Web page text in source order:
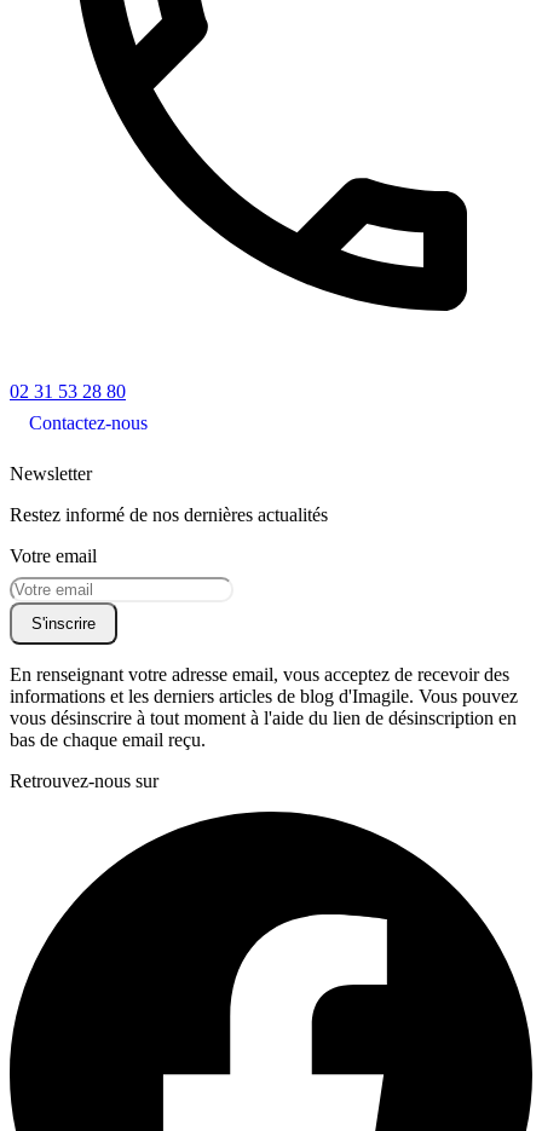
02 31 53 28 80
Contactez-nous
Newsletter
Restez informé de nos dernières actualités
Votre email
S'inscrire
En renseignant votre adresse email, vous acceptez de recevoir des
informations et les derniers articles de blog d'Imagile. Vous pouvez
vous désinscrire à tout moment à l'aide du lien de désinscription en
bas de chaque email reçu.
Retrouvez-nous sur